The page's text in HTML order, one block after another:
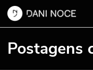
Postagens